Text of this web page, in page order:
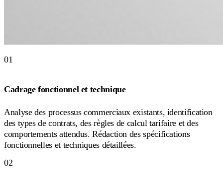
01
Cadrage fonctionnel et technique
Analyse des processus commerciaux existants, identification
des types de contrats, des règles de calcul tarifaire et des
comportements attendus. Rédaction des spécifications
fonctionnelles et techniques détaillées.
02